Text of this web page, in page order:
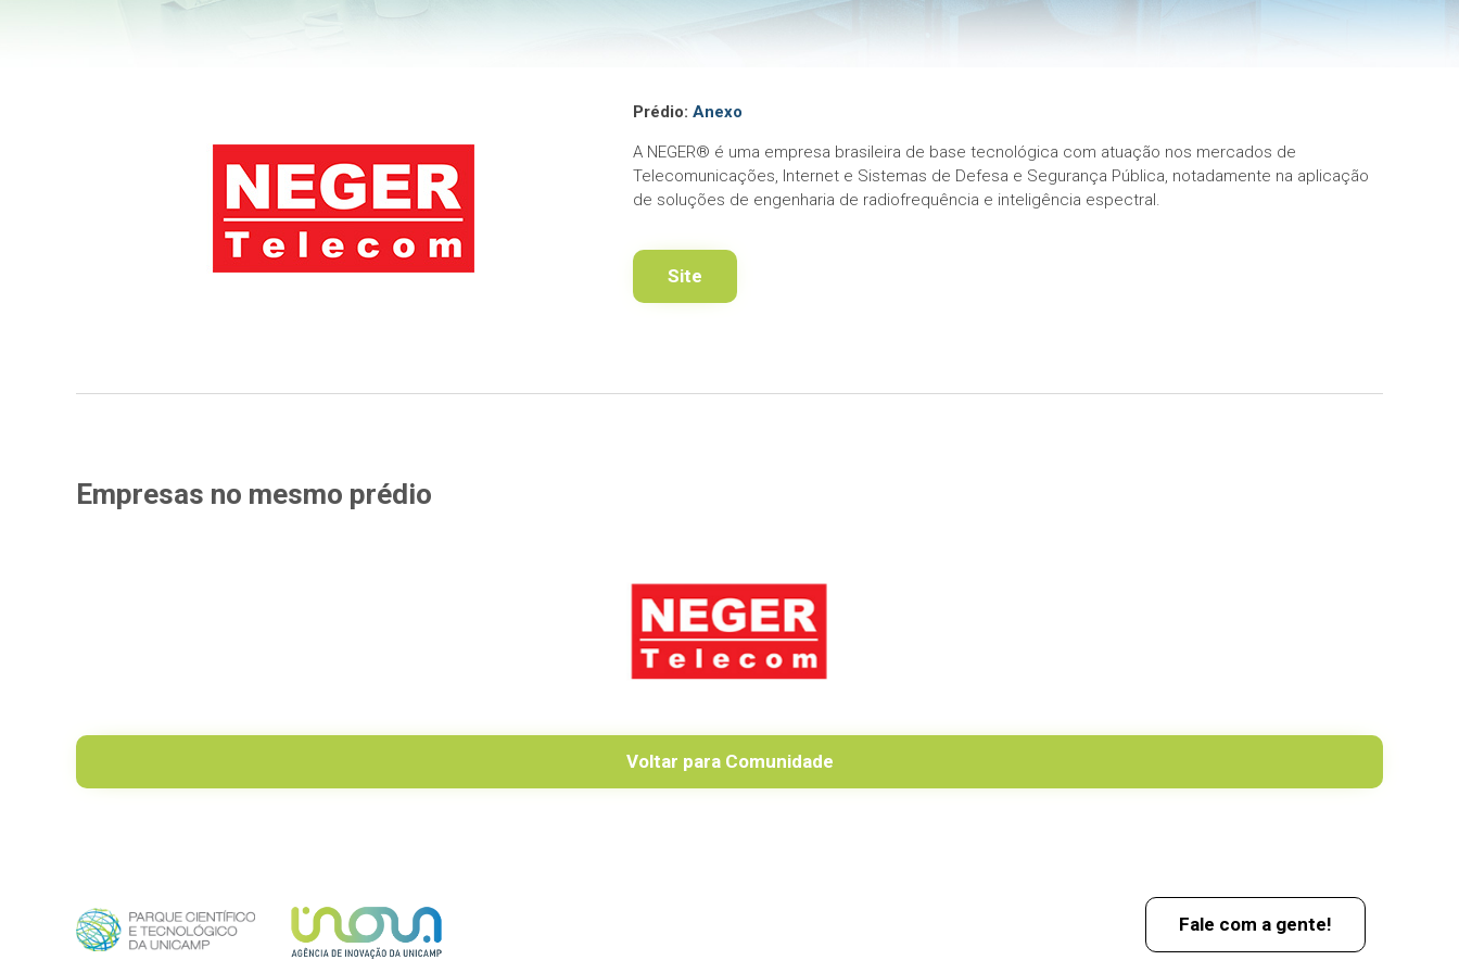
Prédio:Anexo
A NEGER® é uma empresa brasileira de base tecnológica com atuação nos mercados de
Telecomunicações, Internet e Sistemas de Defesa e Segurança Pública, notadamente na aplicação
de soluções de engenharia de radiofrequência e inteligência espectral.
Site
Empresas no mesmo prédio
Voltar para Comunidade
Fale com a gente!